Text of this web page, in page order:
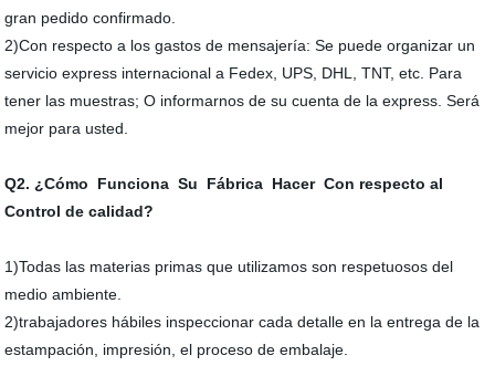
gran pedido confirmado.
2)Con respecto a los gastos de mensajería: Se puede organizar un
servicio express internacional a Fedex, UPS, DHL, TNT, etc. Para
tener las muestras; O informarnos de su cuenta de la express. Será
mejor para usted.
Q2. ¿Cómo Funciona Su Fábrica Hacer Con respecto al
Control de calidad?
1)Todas las materias primas que utilizamos son respetuosos del
medio ambiente.
2)trabajadores hábiles inspeccionar cada detalle en la entrega de la
estampación, impresión, el proceso de embalaje.